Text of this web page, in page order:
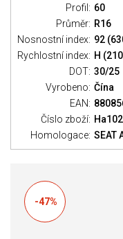
Profil: 60
Průměr: R16
Nosnostní index: 92
Rychlostní index: H
DOT: 30/25
Vyrobeno: Čína
EAN:
Číslo zboží:
Homologace: SEAT
-47%